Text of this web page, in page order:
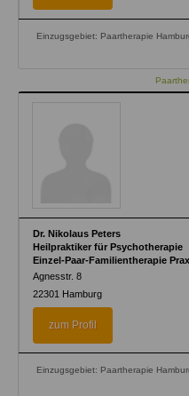
Einzugsgebiet: Paartherapie
Dr. Nikolaus Peters
Heilpraktiker für Psychotherapie
Einzel-Paar-Familientherapie
Agnesstr. 8
22301 Hamburg
zum Profil
Einzugsgebiet: Paartherapie